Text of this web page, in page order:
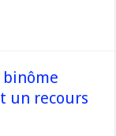
binôme
un recours